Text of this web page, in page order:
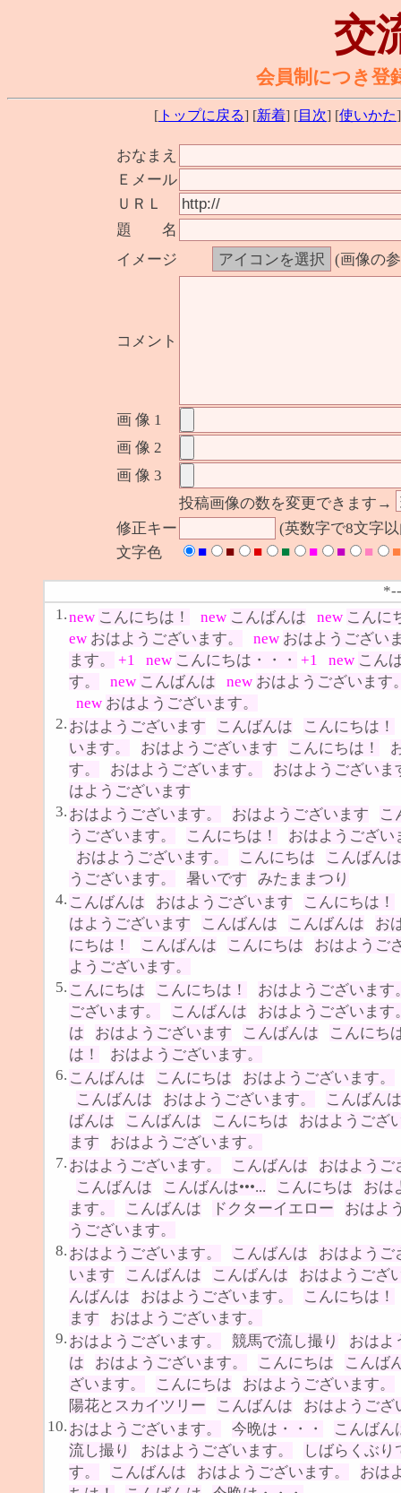
交
会員制につき登
[ トップに戻る] [新着] [目次] [使いかた
おなまえ
Ｅメール
ＵＲＬ
題 名
イメージ
(画像の
コメント
画 像 1
画 像 2
画 像 3
投稿画像の数を変更できます→
修正キー
(英数字で8文字
文字色
■ ■ ■ ■ ■ ■ ■ ■
1.new こんにちは！ new こんばんは new こんに
ew おはようございます。 new おはようござい
ます。
+1 new こんにちは・・・ +1 new こん
す。
new こんばんは new おはようございます
new おはようございます。
2. おはようございます こんばんは
こんにちは！
います。
おはようございます こんにちは！
す。
おはようございます。
おはようございま
はようございます
3. おはようございます。 おはようございます
こ
うございます。
こんにちは！
おはようござい
おはようございます。
こんにちは
こんばんは
うございます。
暑いです
みたままつり
4. こんばんは おはようございます
こんにちは！
はようございます
こんばんは こんばんは
お
にちは！
こんばんは こんにちは
おはようご
ようございます。
5. こんにちは こんにちは！
おはようございます
ございます。
こんばんは
おはようございます
は
おはようございます こんばんは
こんにち
は！
おはようございます。
6. こんばんは こんにちは
おはようございます。
こんばんは
おはようございます。
こんばんは
ばんは
こんばんは こんにちは
おはようござ
ます
おはようございます。
7. おはようございます。 こんばんは
おはようご
こんばんは
こんばんは•••... こんにちは
おは
ます。
こんばんは ドクターイエロー
おはよ
うございます。
8. おはようございます。 こんばんは
おはようご
います
こんばんは こんばんは
おはようござ
んばんは
おはようございます。
こんにちは！
ます
おはようございます。
9. おはようございます。 競馬で流し撮り
おはよ
は
おはようございます。 こんにちは
こんば
ざいます。
こんにちは
おはようございます。
陽花とスカイツリー
こんばんは
おはようござ
10. おはようございます。 今晩は・・・
こんばん
流し撮り
おはようございます。
しばらくぶり
す。
こんばんは おはようございます。
おは